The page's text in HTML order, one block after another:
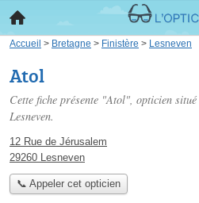
Accueil > Bretagne > Finistère > Lesneven
Atol
Cette fiche présente "Atol", opticien situé
Lesneven.
12 Rue de Jérusalem
29260 Lesneven
📞 Appeler cet opticien